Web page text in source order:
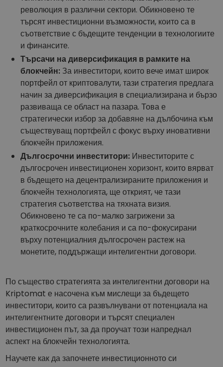
революция в различни сектори. Обикновено те
търсят инвестиционни възможности, които са в
съответствие с бъдещите тенденции в технологиите
и финансите.
Търсачи на диверсификация в рамките на
блокчейн: За инвеститори, които вече имат широк
портфейл от криптовалути, тази стратегия предлага
начин за диверсификация в специализирана и бързо
развиваща се област на пазара. Това е
стратегически избор за добавяне на дълбочина към
съществуващ портфейл с фокус върху иновативни
блокчейн приложения.
Дългосрочни инвеститори: Инвеститорите с
дългосрочен инвестиционен хоризонт, които вярват
в бъдещето на децентрализираните приложения и
блокчейн технологията, ще открият, че тази
стратегия съответства на тяхната визия.
Обикновено те са по-малко загрижени за
краткосрочните колебания и са по-фокусирани
върху потенциалния дългосрочен растеж на
монетите, поддържащи интелигентни договори.
По същество стратегията за интелигентни договори на
Kriptomat е насочена към мислещи за бъдещето
инвеститори, които са развълнувани от потенциала на
интелигентните договори и търсят специален
инвестиционен път, за да проучат този напреднал
аспект на блокчейн технологията.
Научете как да започнете инвестиционното си